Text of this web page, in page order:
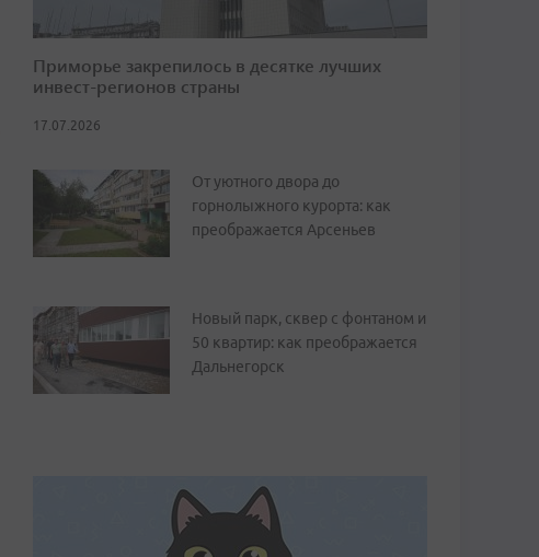
Приморье закрепилось в десятке лучших
инвест-регионов страны
17.07.2026
От уютного двора до
горнолыжного курорта: как
преображается Арсеньев
Новый парк, сквер с фонтаном и
50 квартир: как преображается
Дальнегорск